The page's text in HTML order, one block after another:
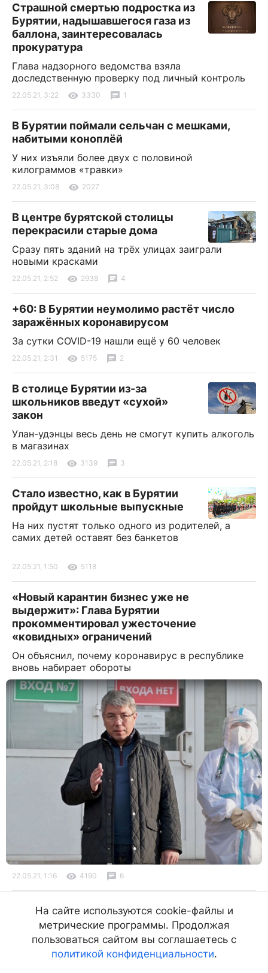
Страшной смертью подростка из
Бурятии, надышавшегося газа из
баллона, заинтересовалась
прокуратура
Глава надзорного ведомства взяла
доследственную проверку под личный контроль
22.05.21, 3:22 3330 1
В Бурятии поймали сельчан с мешками,
набитыми коноплёй
У них изъяли более двух с половиной
килограммов «травки»
22.05.21, 3:08 2027
В центре бурятской столицы
перекрасили старые дома
Сразу пять зданий на трёх улицах заиграли
новыми красками
22.05.21, 2:52 2938 4
+60: В Бурятии неумолимо растёт число
заражённых коронавирусом
За сутки COVID-19 нашли ещё у 60 человек
22.05.21, 2:31 5175 2
В столице Бурятии из-за
школьников введут «сухой»
закон
Улан-удэнцы весь день не смогут купить алкоголь
в магазинах
22.05.21, 2:18 3139 3
Стало известно, как в Бурятии
пройдут школьные выпускные
На них пустят только одного из родителей, а
самих детей оставят без банкетов
22.05.21, 1:50 5118
«Новый карантин бизнес уже не
выдержит»: Глава Бурятии
прокомментировал ужесточение
«ковидных» ограничений
Он объяснил, почему коронавирус в республике
вновь набирает обороты
22.05.21, 1:16 4190 6
Неласковый май: Бурятию ждут
холодные выходные
В конце недели республику накроет непогода
21.05.21, 16:50 3510
На сайте используются cookie-файлы и
метрические программы. Продолжая
пользоваться сайтом вы соглашаетесь с
политикой конфиденциальности.